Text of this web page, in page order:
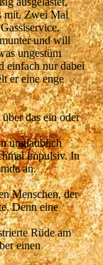
mit. Zwei Mal
und will
ungestüm
einfach nur dabei
er eine enge
das ein oder
unglaublich
impulsiv. In
an.
Menschen, der
Denn eine
Rüde am
einen